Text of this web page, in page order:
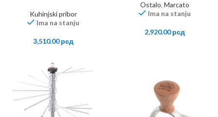
Kuhinjski pribor
Ima na stanju
3,510.00рсд
Ostalo, Marcato
Ima na stanju
2,920.00рсд